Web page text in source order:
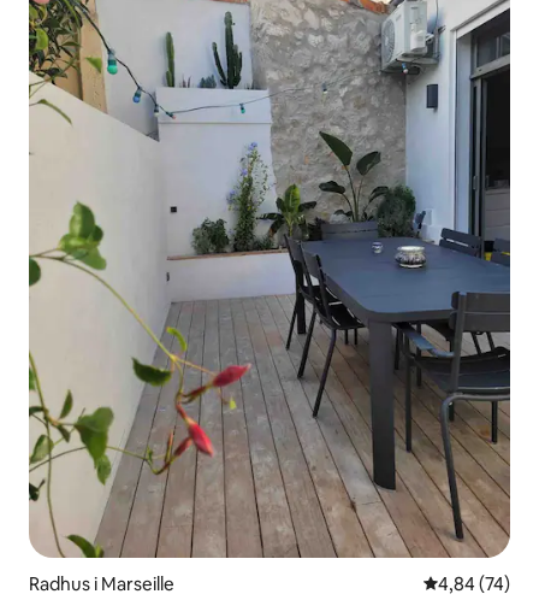
Radhus i Marseille 4,84 av 5 i
4,84 (74)